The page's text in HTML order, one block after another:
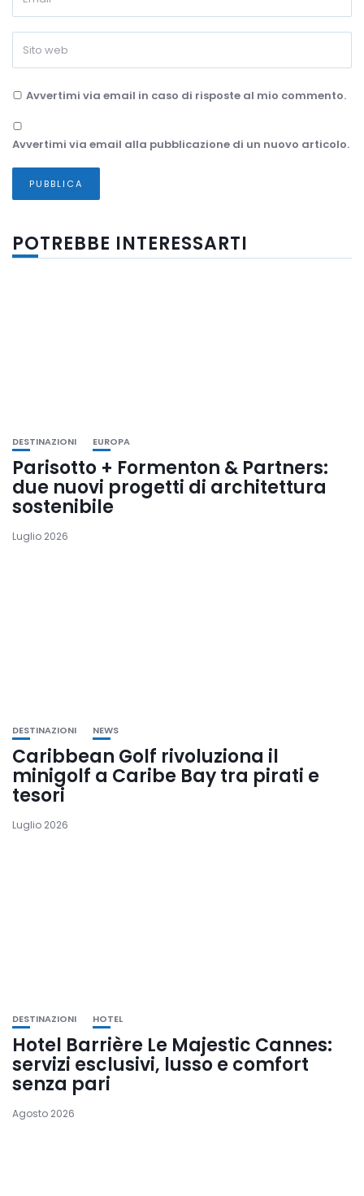
Avvertimi via email in caso di risposte al mio commento.
Avvertimi via email alla pubblicazione di un nuovo articolo.
POTREBBE INTERESSARTI
DESTINAZIONI EUROPA
Parisotto + Formenton & Partners:
due nuovi progetti di architettura
sostenibile
Luglio 2026
DESTINAZIONI NEWS
Caribbean Golf rivoluziona il
minigolf a Caribe Bay tra pirati e
tesori
Luglio 2026
DESTINAZIONI HOTEL
Hotel Barrière Le Majestic Cannes:
servizi esclusivi, lusso e comfort
senza pari
Agosto 2026